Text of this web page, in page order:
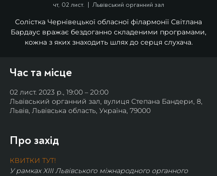
чт, 02 лист.
  |
Львівський органний зал
Солістка Чернівецької обласної філармонії Світлана
Бардаус вражає бездоганно складеними програмами,
кожна з яких знаходить шлях до серця слухача.
Час та місце
02 лист. 2023 р., 19:00 – 20:00
Львівський органний зал, вулиця Степана Бандери, 8,
Львів, Львівська область, Україна, 79000
Про захід
КВИТКИ ТУТ!
У рамках XIII Львівського міжнародного органного